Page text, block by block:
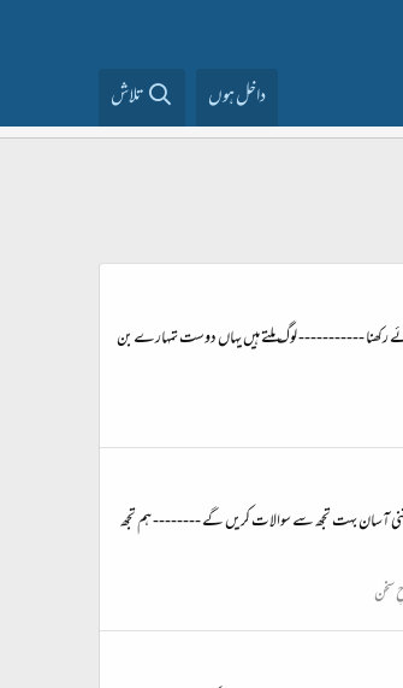
داخل ہوں تلاش
رکھنا ----------- لوگ ملتے ہیں یہاں دوست تمہارے بن
آسان بہت تجھ سے سوالات کریں گے -------- ہم تجھ
سخن